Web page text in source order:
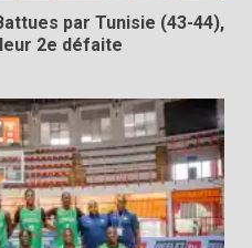
par Tunisie (43-44),
2e défaite